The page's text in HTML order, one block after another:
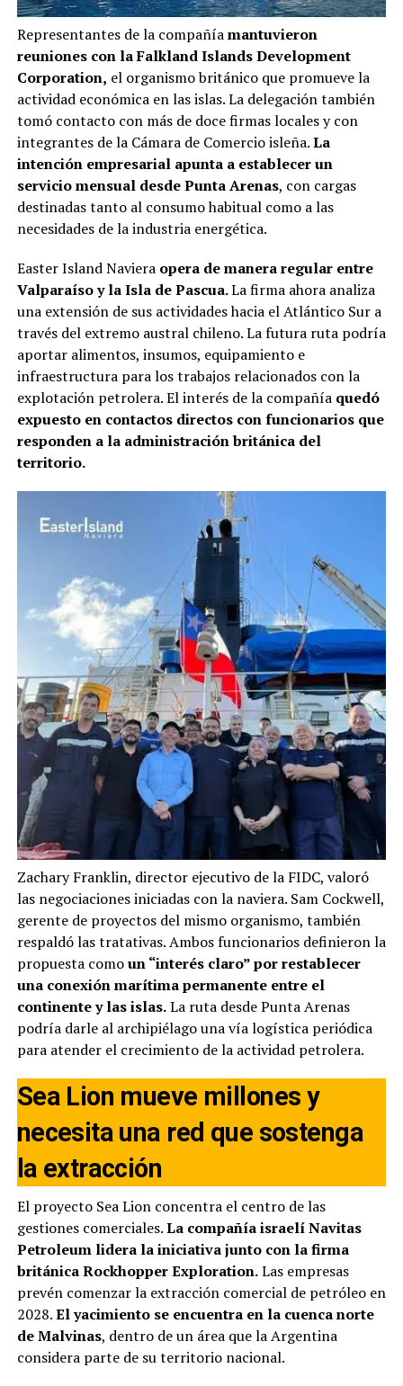
Representantes de la compañíamantuvieron
reuniones con la Falkland Islands Development
Corporation, el organismo británico que promueve la
actividad económica en las islas. La delegación también
tomó contacto con más de doce firmas locales y con
integrantes de la Cámara de Comercio isleña.La
intención empresarial apunta a establecer un
servicio mensual desde Punta Arenas, con cargas
destinadas tanto al consumo habitual como a las
necesidades de la industria energética.
Easter Island Navieraopera de manera regular entre
Valparaíso y la Isla de Pascua.La firma ahora analiza
una extensión de sus actividades hacia el Atlántico Sur a
través del extremo austral chileno. La futura ruta podría
aportar alimentos, insumos, equipamiento e
infraestructura para los trabajos relacionados con la
explotación petrolera. El interés de la compañía quedó
expuesto en contactos directos con funcionarios que
responden a la administración británica del
territorio.
Zachary Franklin, director ejecutivo de la FIDC, valoró
las negociaciones iniciadas con la naviera. Sam Cockwell,
gerente de proyectos del mismo organismo, también
respaldó las tratativas. Ambos funcionarios definieron la
propuesta comoun “interés claro” por restablecer
una conexión marítima permanente entre el
continente y las islas.La ruta desde Punta Arenas
podría darle al archipiélago una vía logística periódica
para atender el crecimiento de la actividad petrolera.
Sea Lion mueve millones y
necesita una red que sostenga
la extracción
El proyecto Sea Lion concentra el centro de las
gestiones comerciales.La compañía israelí Navitas
Petroleum lidera la iniciativa junto con la firma
británica Rockhopper Exploration.Las empresas
prevén comenzar la extracción comercial de petróleo en
2028.El yacimiento se encuentra en la cuenca norte
de Malvinas, dentro de un área que la Argentina
considera parte de su territorio nacional.